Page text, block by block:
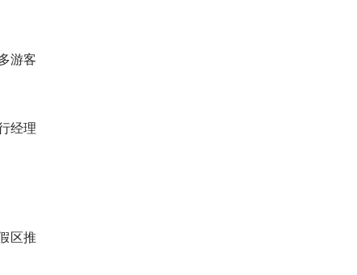
游客
经理
区推